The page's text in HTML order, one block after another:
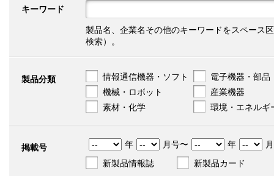
キーワード
製品名、企業名その他のキーワードをスペース
検索）。
製品分類 情報通信機器・ソフト
電子機器・部品
機械・ロボット
産業機器
素材・化学
環境・エネルギ
掲載号 年 月号〜 年
新製品情報誌
新製品カード